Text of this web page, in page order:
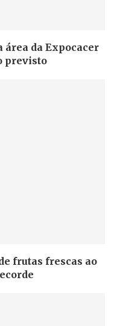
área da Expocacer
previsto
frutas frescas ao